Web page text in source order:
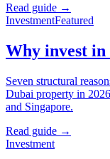
Read guide →
InvestmentFeatured
Why invest in
Seven structural
Dubai property in
and Singapore.
Read guide →
Investment